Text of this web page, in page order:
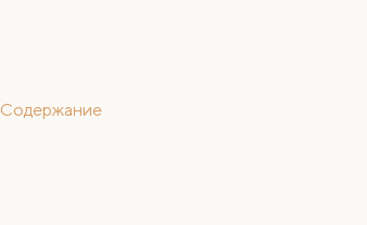
Содержание